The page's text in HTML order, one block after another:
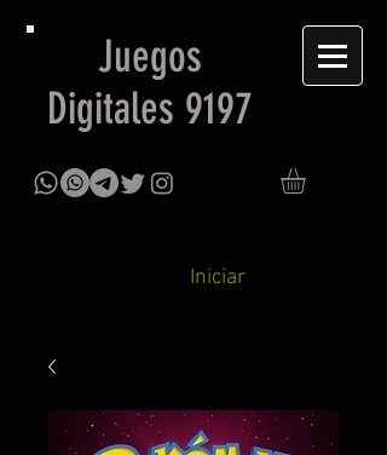
Juegos
Digitales 9197
Iniciar